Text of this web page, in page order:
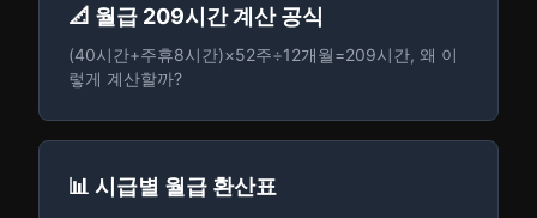
📐 월급 209시간 계산 공식
(40시간+주휴8시간)×52주÷12개월=209시간, 왜 이
렇게 계산할까?
📊 시급별 월급 환산표